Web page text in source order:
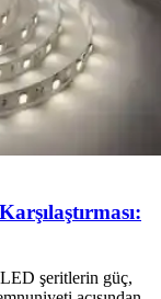
şeritlerin güç,